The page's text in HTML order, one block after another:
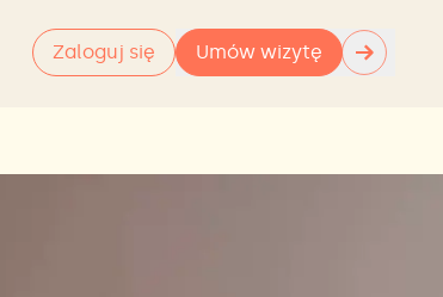
Zaloguj się Umów wizytę →